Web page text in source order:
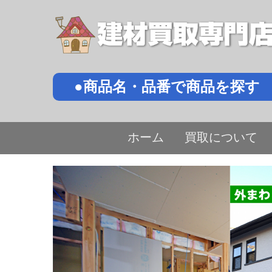
●商品名・品番で商品を探す
ホーム 買取について